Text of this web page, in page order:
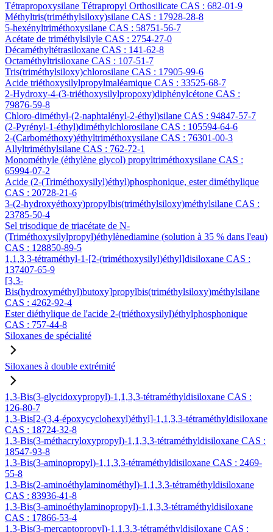
Tétrapropoxysilane Tétrapropyl Orthosilicate CAS : 682-01-9
Méthyltris(triméthylsiloxy)silane CAS : 17928-28-8
5-hexényltriméthoxysilane CAS : 58751-56-7
Acétate de triméthylsilyle CAS : 2754-27-0
Décaméthyltétrasiloxane CAS : 141-62-8
Octaméthyltrisiloxane CAS : 107-51-7
Tris(triméthylsiloxy)chlorosilane CAS : 17905-99-6
Acide triéthoxysilylpropylmaléamique CAS : 33525-68-7
2-Hydroxy-4-(3-triéthoxysilylpropoxy)diphénylcétone CAS :
79876-59-8
Chloro-diméthyl-(2-naphtalényl-2-éthyl)silane CAS : 94847-57-7
(2-Pyrényl-1-éthyl)diméthylchlorosilane CAS : 105594-64-6
2-(Carbométhoxy)éthyltriméthoxysilane CAS : 76301-00-3
Allyltriméthylsilane CAS : 762-72-1
Monométhyle (éthylène glycol) propyltriméthoxysilane CAS :
65994-07-2
Acide (2-(Triméthoxysilyl)éthyl)phosphonique, ester diméthylique
CAS : 20728-21-6
3-(2-hydroxyéthoxy)propylbis(triméthylsiloxy)méthylsilane CAS :
23785-50-4
Sel trisodique de triacétate de N-
(Triméthoxysilylpropyl)éthylènediamine (solution à 35 % dans l'eau)
CAS : 128850-89-5
1,1,3,3-tétraméthyl-1-[2-(triméthoxysilyl)éthyl]disiloxane CAS :
137407-65-9
[3,3-
Bis(hydroxyméthyl)butoxy]propylbis(triméthylsiloxy)méthylsilane
CAS : 4262-92-4
Ester diéthylique de l'acide 2-(triéthoxysilyl)éthylphosphonique
CAS : 757-44-8
Siloxanes de spécialité
Siloxanes à double extrémité
1,3-Bis(3-glycidoxypropyl)-1,1,3,3-tétraméthyldisiloxane CAS :
126-80-7
1,3-Bis[2-(3,4-époxycyclohexyl)éthyl]-1,1,3,3-tétraméthyldisiloxane
CAS : 18724-32-8
1,3-Bis(3-méthacryloxypropyl)-1,1,3,3-tétraméthyldisiloxane CAS :
18547-93-8
1,3-Bis(3-aminopropyl)-1,1,3,3-tétraméthyldisiloxane CAS : 2469-
55-8
1,3-Bis(2-aminoéthylaminométhyl)-1,1,3,3-tétraméthyldisiloxane
CAS : 83936-41-8
1,3-Bis(3-aminoéthylaminopropyl)-1,1,3,3-tétraméthyldisiloxane
CAS : 17866-53-4
1,3-Bis(3-mercaptopropyl)-1,1,3,3-tétraméthyldisiloxane CAS :